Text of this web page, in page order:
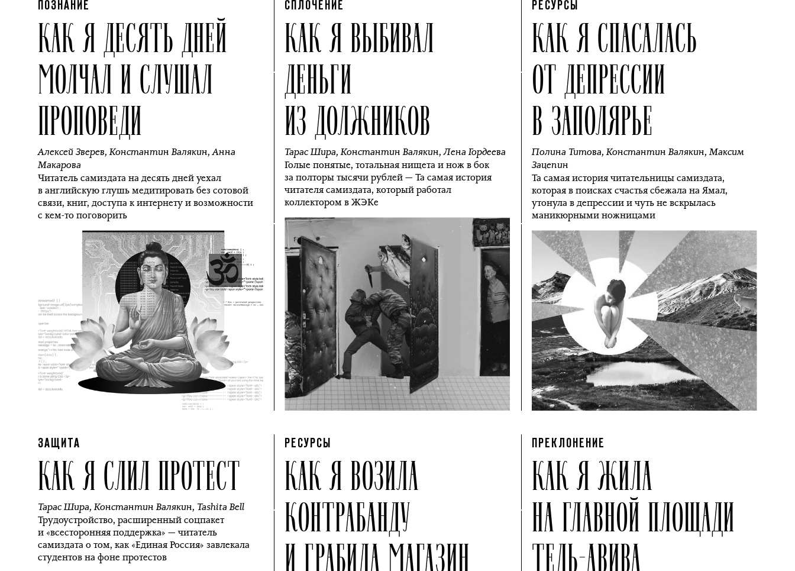
ПОЗНАНИЕ
КАК Я ДЕСЯТЬ ДНЕЙ
МОЛЧАЛ И СЛУШАЛ
ПРОПОВЕДИ
Алексей Зверев,Константин Валякин,Анна
Макарова
Читатель самиздата на десять дней уехал
в английскую глушь медитировать без сотовой
связи, книг, доступа к интернету и возможности
с кем-то поговорить
СПЛОЧЕНИЕ
КАК Я ВЫБИВАЛ
ДЕНЬГИ
ИЗ ДОЛЖНИКОВ
Тарас Шира,Константин Валякин,Лена Гордеева
Голые понятые, тотальная нищета и нож в бок
за полторы тысячи рублей — Та самая история
читателя самиздата, который работал
коллектором в ЖЭКе
РЕСУРСЫ
КАК Я СПАСАЛАСЬ
ОТ ДЕПРЕССИИ
В ЗАПОЛЯРЬЕ
Полина Титова,Константин Валякин,Максим
Зацепин
Та самая история читательницы самиздата,
которая в поисках счастья сбежала на Ямал,
утонула в депрессии и чуть не вскрылась
маникюрными ножницами
ЗАЩИТА
КАК Я СЛИЛ ПРОТЕСТ
Тарас Шира,Константин Валякин, Tashita Bell
Трудоустройство, расширенный соцпакет
и «всесторонняя поддержка» — читатель
самиздата о том, как «Единая Россия» завлекала
студентов на фоне протестов
РЕСУРСЫ
КАК Я ВОЗИЛА
КОНТРАБАНДУ
И ГРАБИЛА МАГАЗИН
ПРЕКЛОНЕНИЕ
КАК Я ЖИЛА
НА ГЛАВНОЙ ПЛОЩАДИ
ТЕЛЬ-АВИВА